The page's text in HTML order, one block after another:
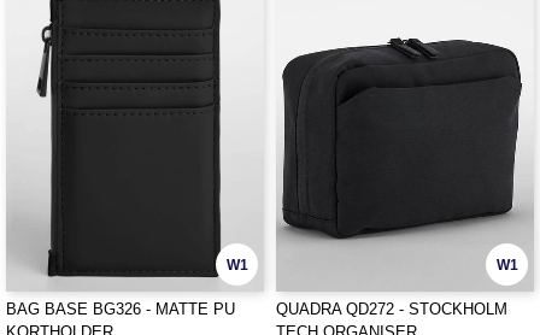
W1
BAG BASE BG326 - MATTE PU
W1
QUADRA QD272 - STOCKHOLM